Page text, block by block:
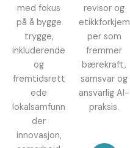
med fokus
på å bygge
trygge,
inkluderende
og
fremtidsrett
ede
lokalsamfunn
der
innovasjon,
revisor og
etikkforkjem
per som
fremmer
bærekraft,
samsvar og
ansvarlig AI-
praksis.